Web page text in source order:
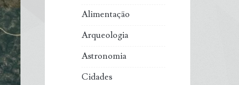
Alimentação
Arqueologia
Astronomia
Cidades